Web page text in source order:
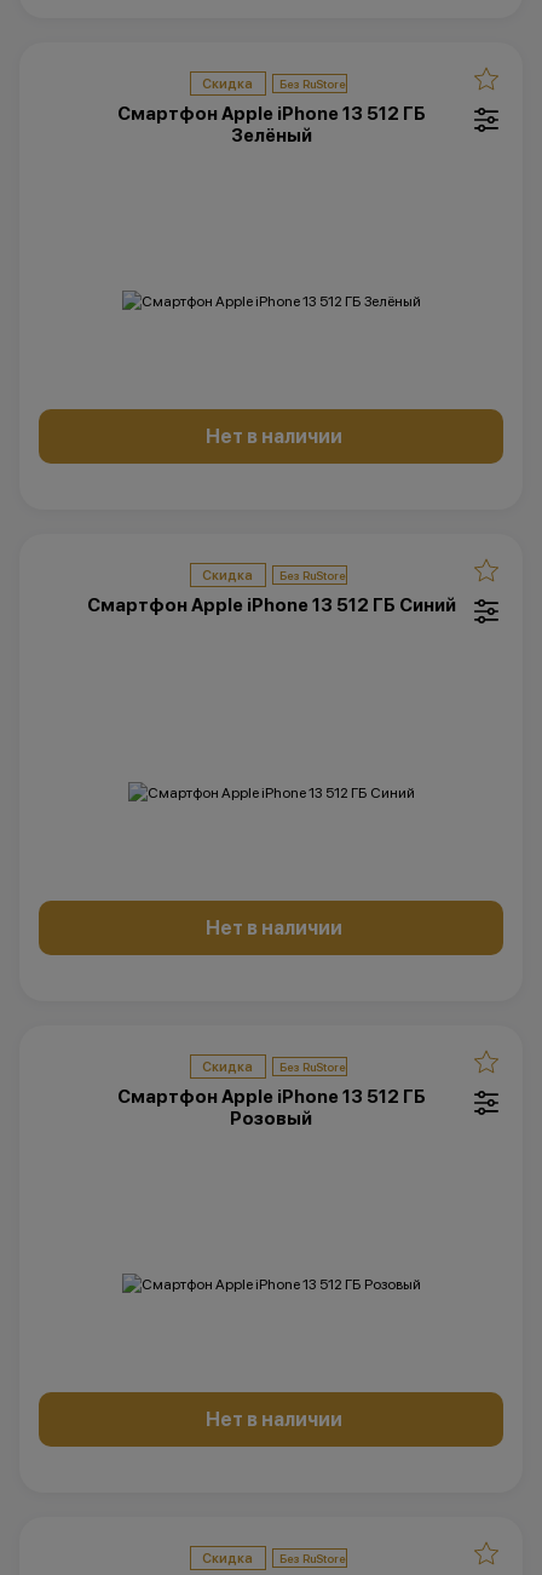
Скидка
Смартфон Apple iPhone 13 512 ГБ
Зелёный
Нет в наличии
Скидка
Смартфон Apple iPhone 13 512 ГБ Синий
Нет в наличии
Скидка
Смартфон Apple iPhone 13 512 ГБ
Розовый
Нет в наличии
Скидка